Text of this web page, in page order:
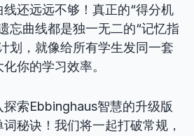
还远远不够！真正的“得分机
忘曲线都是独一无二的“记忆指
划，就像给所有学生发同一套
你的学习效率。
索Ebbinghaus智慧的升级版
秘诀！我们将一起打破常规，